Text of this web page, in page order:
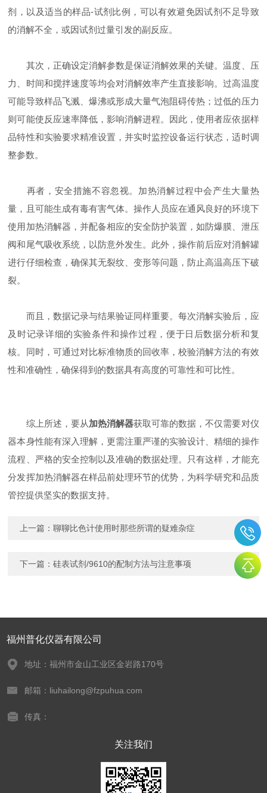
剂，以及适当的样品-试剂比例，可以有效避免因试剂不足导致
的消解不全，或因试剂过量引发的副反应。
其次，正确设定消解参数是保证消解效果的关键。温度、压
力、时间和搅拌速度等均会对消解效率产生直接影响。过高温度
可能导致样品飞溅、爆沸或形成大量气泡阻碍传热；过低的压力
则可能使反应速率降低，影响消解进程。因此，使用者应依据样
品特性和实验要求精准设置，并实时监控设备运行状态，适时调
整参数。
再者，安全措施不容忽视。加热消解过程中会产生大量热
量，且可能生成有毒有害气体。操作人员应在通风良好的环境下
使用加热消解器，并配备相应的安全防护装置，如防爆膜、泄压
阀和尾气吸收系统，以防意外发生。此外，操作前后应对消解罐
进行仔细检查，确保其无裂纹、变形等问题，防止高温高压下破
裂。
而且，数据记录与结果验证同样重要。每次消解实验后，应
及时记录详细的实验条件和操作过程，便于日后数据分析和复
核。同时，可通过对比标准物质的回收率，校验消解方法的有效
性和准确性，确保得到的数据具有高度的可靠性和可比性。
综上所述，要从加热消解器获取可靠的数据，不仅需要对仪
器本身性能有深入理解，更需注重严谨的实验设计、精细的操作
流程、严格的安全控制以及准确的数据处理。只有这样，才能充
分发挥加热消解器在样品前处理环节的优势，为科学研究和品质
管控提供坚实的数据支持。
上一篇：聊聊比色计使用时那些所谓的疑难杂症
下一篇：硅表试剂/9610的配制方法与注意事项
福州普化仪器有限公司
地址：福州市金山工业区金岩路170号
邮箱：liuhailong@fzpuhua.com
传真：
关注我们